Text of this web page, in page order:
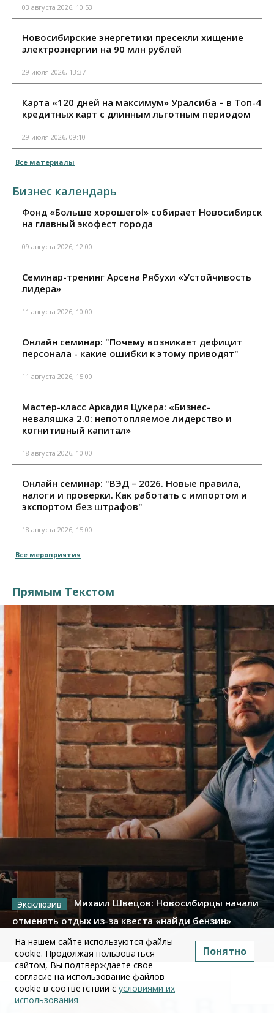
03 августа 2026, 10:53
Новосибирские энергетики пресекли хищение
электроэнергии на 90 млн рублей
29 июля 2026, 13:37
Карта «120 дней на максимум» Уралсиба – в Топ-4
кредитных карт с длинным льготным периодом
29 июля 2026, 09:10
Все материалы
Бизнес календарь
Фонд «Больше хорошего!» собирает Новосибирск
на главный экофест города
09 августа 2026, 12:00
Семинар-тренинг Арсена Рябухи «Устойчивость
лидера»
11 августа 2026, 10:00
Онлайн семинар: "Почему возникает дефицит
персонала - какие ошибки к этому приводят"
11 августа 2026, 15:00
Мастер-класс Аркадия Цукера: «Бизнес-
неваляшка 2.0: непотопляемое лидерство и
когнитивный капитал»
18 августа 2026, 10:00
Онлайн семинар: "ВЭД – 2026. Новые правила,
налоги и проверки. Как работать с импортом и
экспортом без штрафов"
18 августа 2026, 15:00
Все мероприятия
Прямым Текстом
Михаил Швецов: Новосибирцы начали
отменять отдых из-за квеста «найди бензин»
09 июля 2026
На нашем сайте используются файлы
cookie. Продолжая пользоваться
сайтом, Вы подтверждаете свое
согласие на использование файлов
cookie в соответствии с условиями их
использования
Понятно